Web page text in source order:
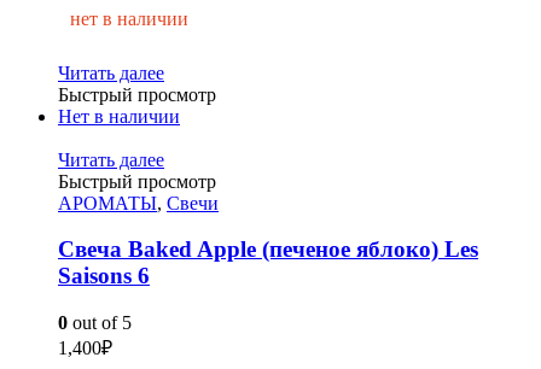
нет в наличии
Читать далее
Быстрый просмотр
Нет в наличии
Читать далее
Быстрый просмотр
АРОМАТЫ, Свечи
Свеча Baked Apple (печеное яблоко) Les
Saisons 6
0 out of 5
1,400₽